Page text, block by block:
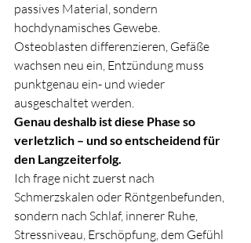
passives Material, sondern
hochdynamisches Gewebe.
Osteoblasten differenzieren, Gefäße
wachsen neu ein, Entzündung muss
punktgenau ein- und wieder
ausgeschaltet werden.
Genau deshalb ist diese Phase so
verletzlich – und so entscheidend für
den Langzeiterfolg.
Ich frage nicht zuerst nach
Schmerzskalen oder Röntgenbefunden,
sondern nach Schlaf, innerer Ruhe,
Stressniveau, Erschöpfung, dem Gefühl